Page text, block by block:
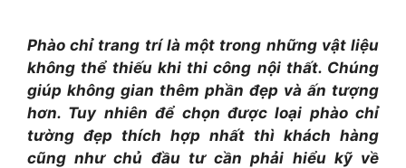
Phào chỉ trang trí là một trong những vật liệu
không thể thiếu khi thi công nội thất. Chúng
giúp không gian thêm phần đẹp và ấn tượng
hơn. Tuy nhiên để chọn được loại phào chỉ
tường đẹp thích hợp nhất thì khách hàng
cũng như chủ đầu tư cần phải hiểu kỹ về